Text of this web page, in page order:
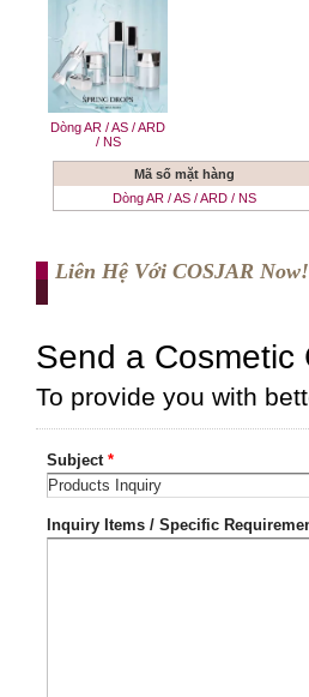
Dòng AR / AS / ARD
/ NS
Mã số mặt hàng
Dòng AR / AS / ARD / NS
Liên Hệ Với COSJAR Now!